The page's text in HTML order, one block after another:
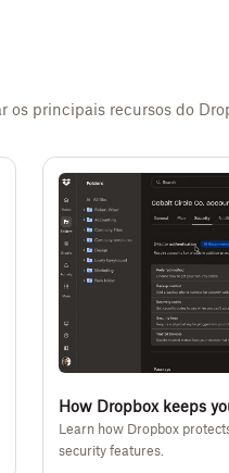
os principais recursos do
How Dropbox keeps
Learn how Dropbox
security features.